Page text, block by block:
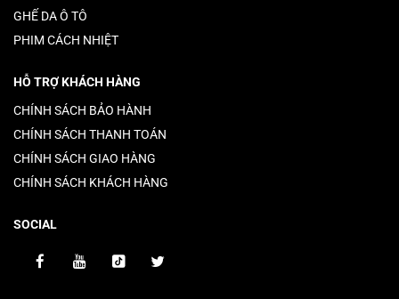
GHẾ DA Ô TÔ
PHIM CÁCH NHIỆT
HỖ TRỢ KHÁCH HÀNG
CHÍNH SÁCH BẢO HÀNH
CHÍNH SÁCH THANH TOÁN
CHÍNH SÁCH GIAO HÀNG
CHÍNH SÁCH KHÁCH HÀNG
SOCIAL